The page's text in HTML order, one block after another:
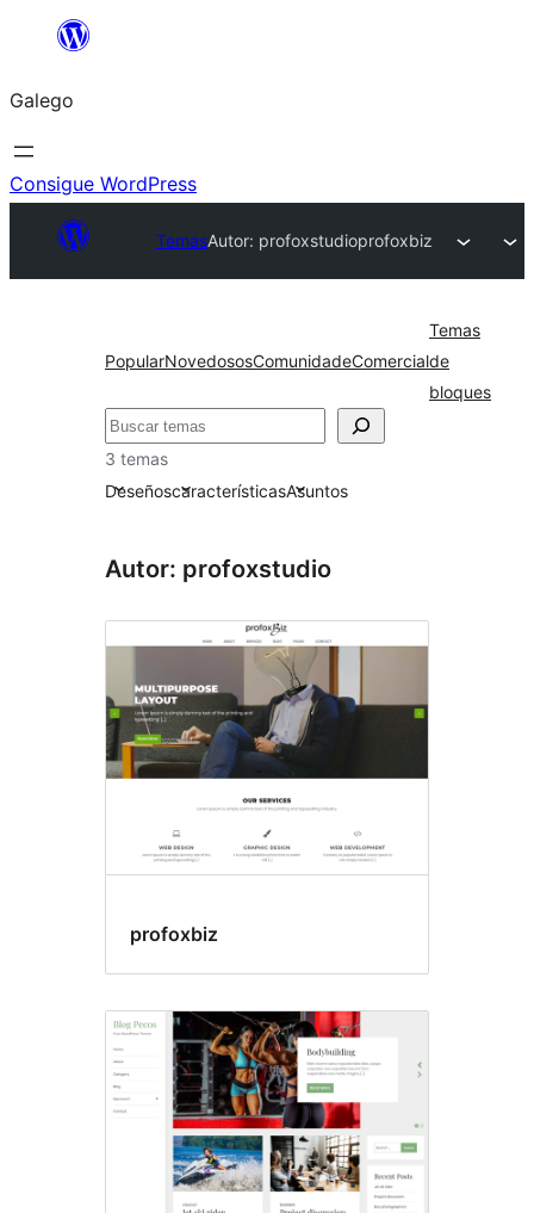
Saltar
contido
Galego
Consigue WordPress
TemasAutor: profoxstudioprofoxbiz
PopularNovedososComunidadeComercial
Temas
de
bloques
Buscar
3 temas
DeseñoscaracterísticasAsuntos
Autor: profoxstudio
profoxbiz